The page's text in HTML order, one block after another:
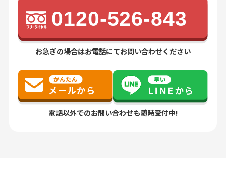
0120-526-843
お急ぎの場合はお電話にてお問い合わせください
電話以外でのお問い合わせも随時受付中!